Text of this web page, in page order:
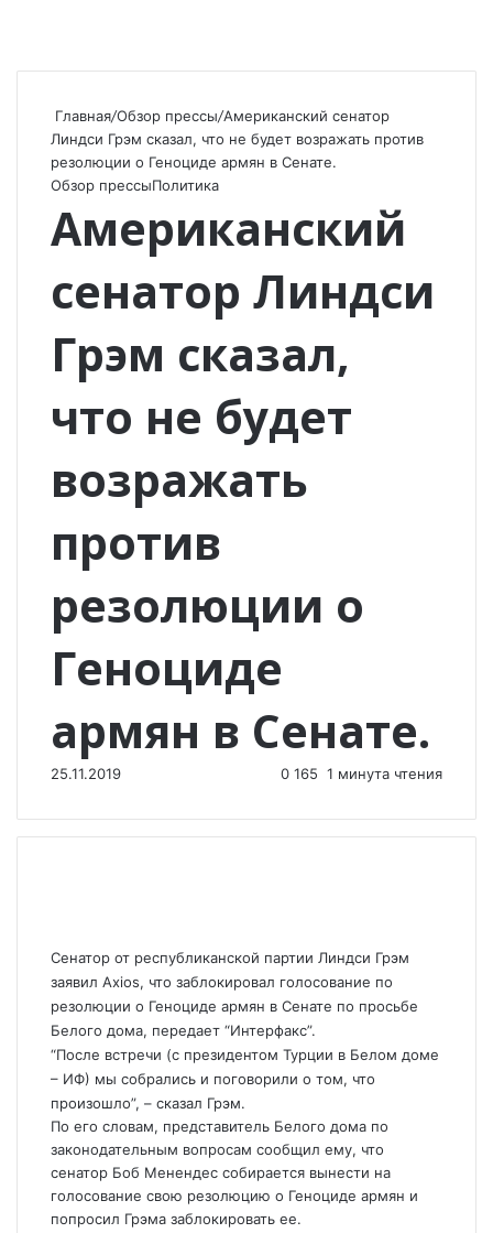
Главная/Обзор прессы/Американский сенатор
Линдси Грэм сказал, что не будет возражать против
резолюции о Геноциде армян в Сенате.
Обзор прессыПолитика
Американский
сенатор Линдси
Грэм сказал,
что не будет
возражать
против
резолюции о
Геноциде
армян в Сенате.
25.11.2019 0 165 1 минута чтения
Сенатор от республиканской партии Линдси Грэм
заявил Axios, что заблокировал голосование по
резолюции о Геноциде армян в Сенате по просьбе
Белого дома, передает “Интерфакс”.
“После встречи (с президентом Турции в Белом доме
– ИФ) мы собрались и поговорили о том, что
произошло”, – сказал Грэм.
По его словам, представитель Белого дома по
законодательным вопросам сообщил ему, что
сенатор Боб Менендес собирается вынести на
голосование свою резолюцию о Геноциде армян и
попросил Грэма заблокировать ее.